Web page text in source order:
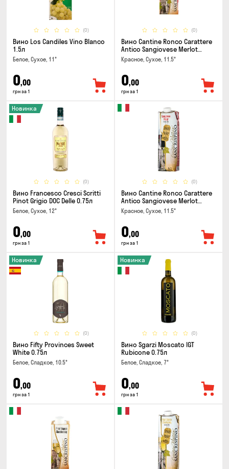
(0)
Вино Los Candiles Vino Blanco
1.5л
Белое, Сухое, 11°
0,00
грн за 1
(0)
Вино Cantine Ronco Carattere
Antico Sangiovese Merlot
Rubicone IGT 0.25л
Красное, Сухое, 11.5°
0,00
грн за 1
(0)
Новинка
Вино Francesco Cresci Scritti
Pinot Grigio DOC Delle 0.75л
Белое, Сухое, 12°
0,00
грн за 1
(0)
Вино Cantine Ronco Carattere
Antico Sangiovese Merlot
Rubicone IGT 1л
Красное, Сухое, 11.5°
0,00
грн за 1
(0)
Новинка
Вино Fifty Provinces Sweet
White 0.75л
Белое, Сладкое, 10.5°
0,00
грн за 1
(0)
Новинка
Вино Sgarzi Moscato IGT
Rubicone 0.75л
Белое, Сладкое, 7°
0,00
грн за 1